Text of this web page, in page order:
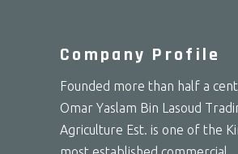
Company Profile
Founded more than half a
Omar Yaslam Bin Lasoud
Agriculture Est. is one of the